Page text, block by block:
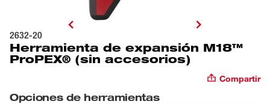
2632-20
Herramienta de expansión M18™
ProPEX® (sin accesorios)
Compartir
Opciones de herramientas